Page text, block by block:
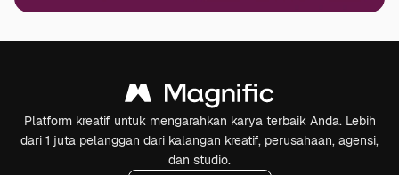
Platform kreatif untuk mengarahkan karya terbaik Anda. Lebih
dari 1 juta pelanggan dari kalangan kreatif, perusahaan, agensi,
dan studio.